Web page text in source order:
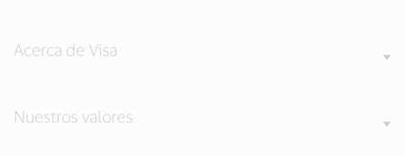
Acerca de Visa
Nuestros valores